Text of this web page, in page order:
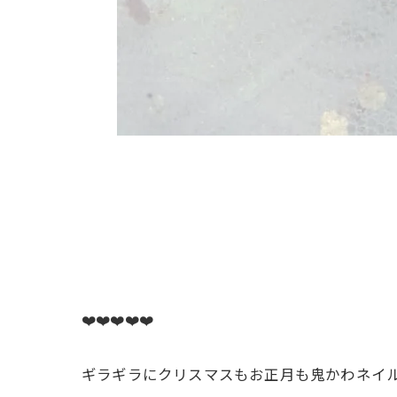
❤️❤️❤️❤️❤️
ギラギラにクリスマスもお正月も鬼かわネイ